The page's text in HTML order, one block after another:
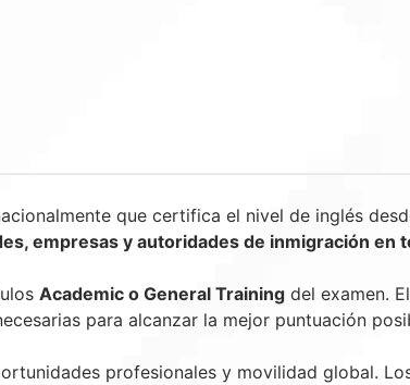
que certifica el nivel de inglés
empresas y autoridades de inmigración en
Academic o General Training del examen.
para alcanzar la mejor puntuación
profesionales y movilidad global.